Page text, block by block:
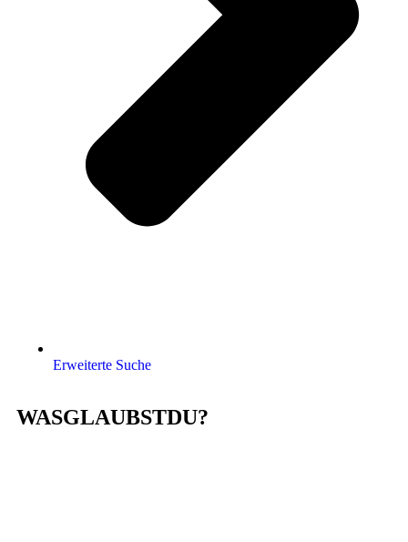
Erweiterte Suche
WASGLAUBSTDU?